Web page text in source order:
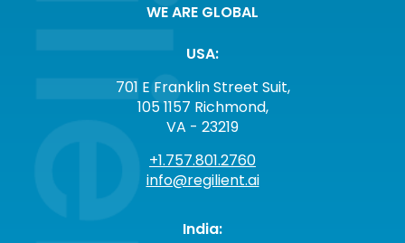
WE ARE GLOBAL
USA:
701 E Franklin Street Suit,
105 1157 Richmond,
VA - 23219
+1.757.801.2760
info@regilient.ai
India: